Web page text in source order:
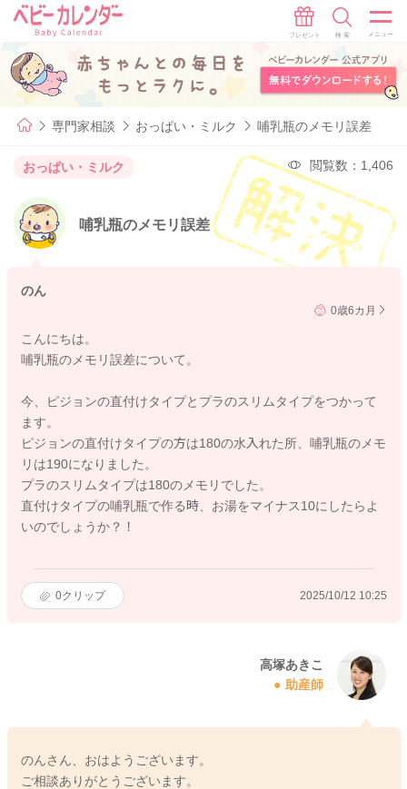
専門家相談 おっぱい・ミルク 哺乳瓶のメモリ誤差
おっぱい・ミルク 閲覧数：1,406
哺乳瓶のメモリ誤差
のん
0歳6カ月
こんにちは。
哺乳瓶のメモリ誤差について。
今、ピジョンの直付けタイプとプラのスリムタイプをつかって
ます。
ピジョンの直付けタイプの方は180の水入れた所、哺乳瓶のメモ
リは190になりました。
プラのスリムタイプは180のメモリでした。
直付けタイプの哺乳瓶で作る時、お湯をマイナス10にしたらよ
いのでしょうか？！
0クリップ 2025/10/12 10:25
高塚あきこ
助産師
のんさん、おはようございます。
ご相談ありがとうございます。